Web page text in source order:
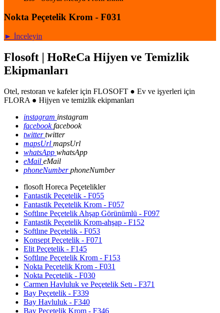
Nokta Peçetelik Krom - F031
► İnceleyin
Flosoft | HoReCa Hijyen ve Temizlik
Ekipmanları
Otel, restoran ve kafeler için FLOSOFT ● Ev ve işyerleri için
FLORA ● Hijyen ve temizlik ekipmanları
instagram instagram
facebookfacebook
twittertwitter
mapsUrl mapsUrl
whatsApp whatsApp
eMail eMail
phoneNumberphoneNumber
flosoft Horeca Peçetelikler
Fantastik Peçetelik - F055
Fantastik Peçetelik Krom - F057
Softlıne Peçetelik Ahşap Görünümlü - F097
Fantastik Peçetelik Krom-ahşap - F152
Softlıne Peçetelik - F053
Konsept Peçetelik - F071
Elit Peçetelik - F145
Softlıne Peçetelik Krom - F153
Nokta Peçetelik Krom - F031
Nokta Peçetelik - F030
Carmen Havluluk ve Peçetelik Setı - F371
Bay Peçetelik - F339
Bay Havluluk - F340
Bay Peçetelik Krom - F346